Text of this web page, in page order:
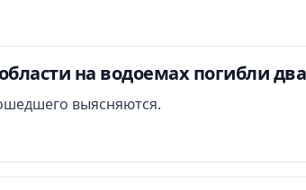
на водоемах погибли
выясняются.